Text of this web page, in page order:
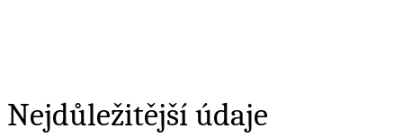
Nejdůležitější údaje